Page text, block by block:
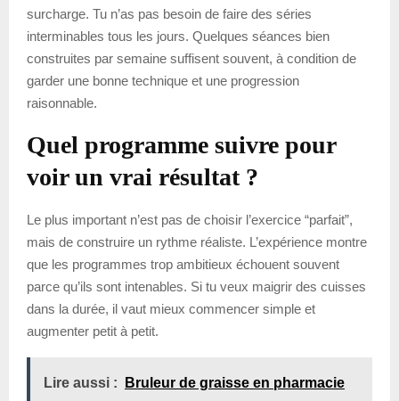
surcharge. Tu n’as pas besoin de faire des séries
interminables tous les jours. Quelques séances bien
construites par semaine suffisent souvent, à condition de
garder une bonne technique et une progression
raisonnable.
Quel programme suivre pour
voir un vrai résultat ?
Le plus important n’est pas de choisir l’exercice “parfait”,
mais de construire un rythme réaliste. L’expérience montre
que les programmes trop ambitieux échouent souvent
parce qu’ils sont intenables. Si tu veux maigrir des cuisses
dans la durée, il vaut mieux commencer simple et
augmenter petit à petit.
Lire aussi : Bruleur de graisse en pharmacie